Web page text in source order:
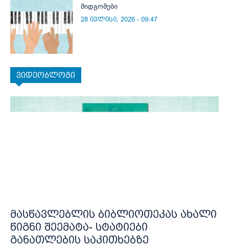
მიდგომები
28 ივლისი, 2026 - 09:47
ვიდეობლოგი
მასწავლებლის ბიბლიოთეკას ახალი
წიგნი შეემატა- სტატიები
განათლების საკითხებზე